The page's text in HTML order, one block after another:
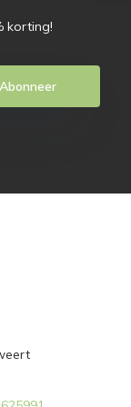
korting!
Abonneer